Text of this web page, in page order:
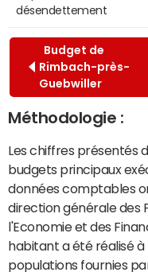
désendettement
Budget de
Rimbach-près-
Guebwiller
Méthodologie :
Les chiffres présentés
budgets principaux
données comptables
direction générale des
l'Economie et des
habitant a été réalisé
populations fournies